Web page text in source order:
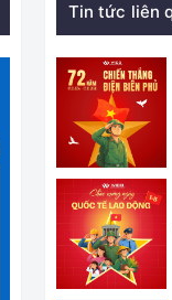
Tin tức liên